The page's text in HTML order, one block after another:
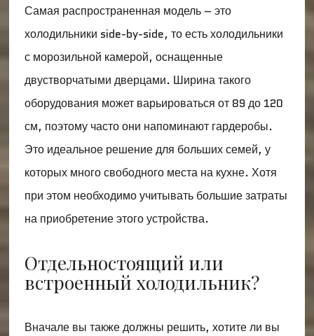
Самая распространенная модель – это
холодильники side-by-side, то есть холодильники
с морозильной камерой, оснащенные
двустворчатыми дверцами. Ширина такого
оборудования может варьироваться от 89 до 120
см, поэтому часто они напоминают гардеробы.
Это идеальное решение для больших семей, у
которых много свободного места на кухне. Хотя
при этом необходимо учитывать большие затраты
на приобретение этого устройства.
Отдельностоящий или
встроенный холодильник?
Вначале вы также должны решить, хотите ли вы